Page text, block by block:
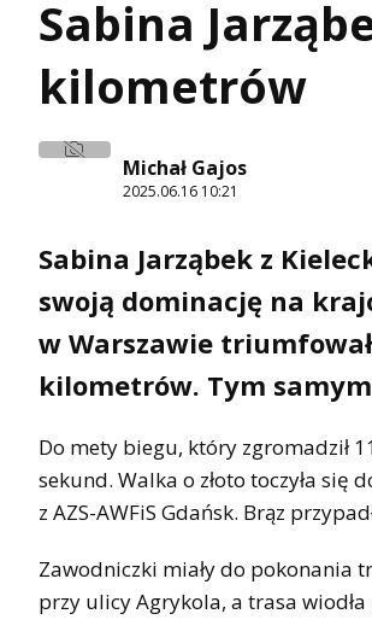
Sabina
kilometrów
Michał Gajos
2025.06.16 10:21
Sabina Jarząbek z
swoją dominację na
w Warszawie
kilometrów. Tym
Do mety biegu, który zgromadził
sekund. Walka o złoto toczyła się
z AZS-AWFiS Gdańsk. Brąz
Zawodniczki miały do pokonania
przy ulicy Agrykola, a trasa